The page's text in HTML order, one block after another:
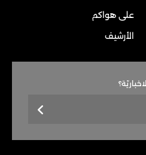
على هواكم
الأرشيف